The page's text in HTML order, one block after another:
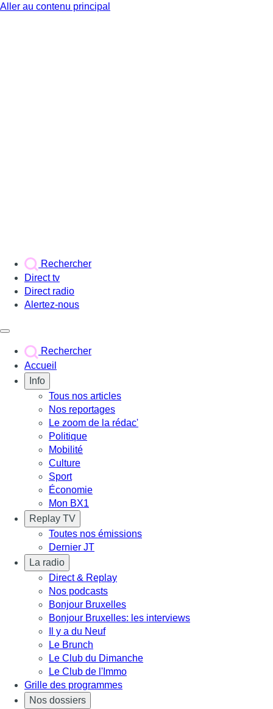
Aller au contenu principal
Rechercher
Direct tv
Direct radio
Alertez-nous
Rechercher
Accueil
Info
Tous nos articles
Nos reportages
Le zoom de la rédac'
Politique
Mobilité
Culture
Sport
Économie
Mon BX1
Replay TV
Toutes nos émissions
Dernier JT
La radio
Direct & Replay
Nos podcasts
Bonjour Bruxelles
Bonjour Bruxelles: les interviews
Il y a du Neuf
Le Brunch
Le Club du Dimanche
Le Club de l'Immo
Grille des programmes
Nos dossiers